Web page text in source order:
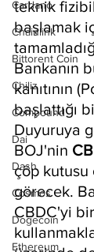
Cardano
Chainlink
Bittorent Coin
Chiliz
Compound
Dai
Dash
Cosmos
Dogecoin
Ethereum
teknik
başlamak
Bankanın
kanıtının
başlattığı
Duyuruya
BOJ'nin
çöp kutusu
görecek.
CBDC'yi